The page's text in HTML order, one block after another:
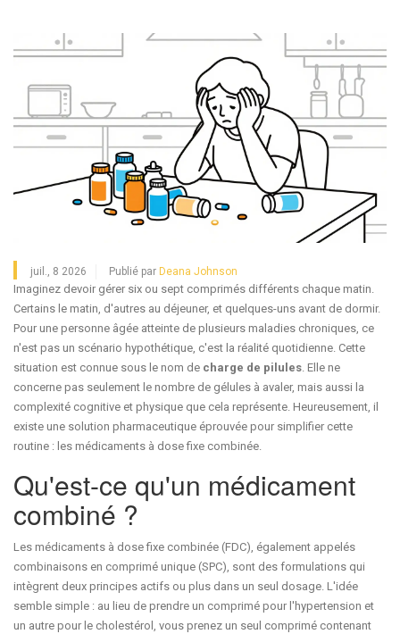
juil., 8 2026 Publié par Deana Johnson
Imaginez devoir gérer six ou sept comprimés différents chaque matin.
Certains le matin, d'autres au déjeuner, et quelques-uns avant de dormir.
Pour une personne âgée atteinte de plusieurs maladies chroniques, ce
n'est pas un scénario hypothétique, c'est la réalité quotidienne. Cette
situation est connue sous le nom de charge de pilules. Elle ne
concerne pas seulement le nombre de gélules à avaler, mais aussi la
complexité cognitive et physique que cela représente. Heureusement, il
existe une solution pharmaceutique éprouvée pour simplifier cette
routine : les médicaments à dose fixe combinée.
Qu'est-ce qu'un médicament
combiné ?
Les médicaments à dose fixe combinée (FDC), également appelés
combinaisons en comprimé unique (SPC), sont des formulations qui
intègrent deux principes actifs ou plus dans un seul dosage. L'idée
semble simple : au lieu de prendre un comprimé pour l'hypertension et
un autre pour le cholestérol, vous prenez un seul comprimé contenant